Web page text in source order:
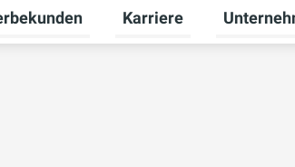
für Privatkunden umschalten
Untermenü für
Karriere